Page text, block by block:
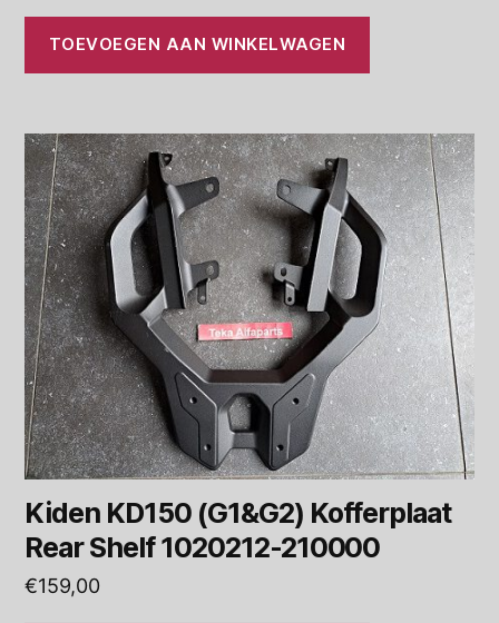
TOEVOEGEN AAN WINKELWAGEN
Kiden KD150 (G1&G2) Kofferplaat
Rear Shelf 1020212-210000
€159,00